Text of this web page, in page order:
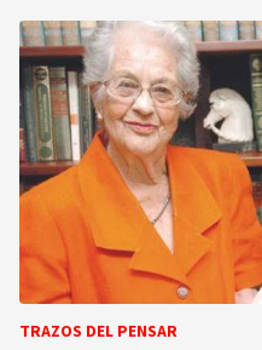
TRAZOS DEL PENSAR